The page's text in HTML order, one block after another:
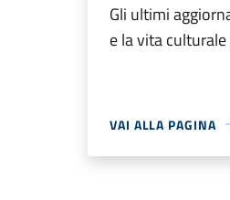
Gli ultimi
e la vita
VAI ALLA PAGINA